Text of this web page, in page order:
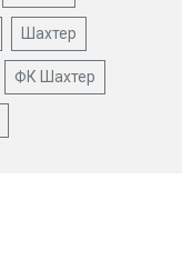
Шахтер
ФК Шахтер